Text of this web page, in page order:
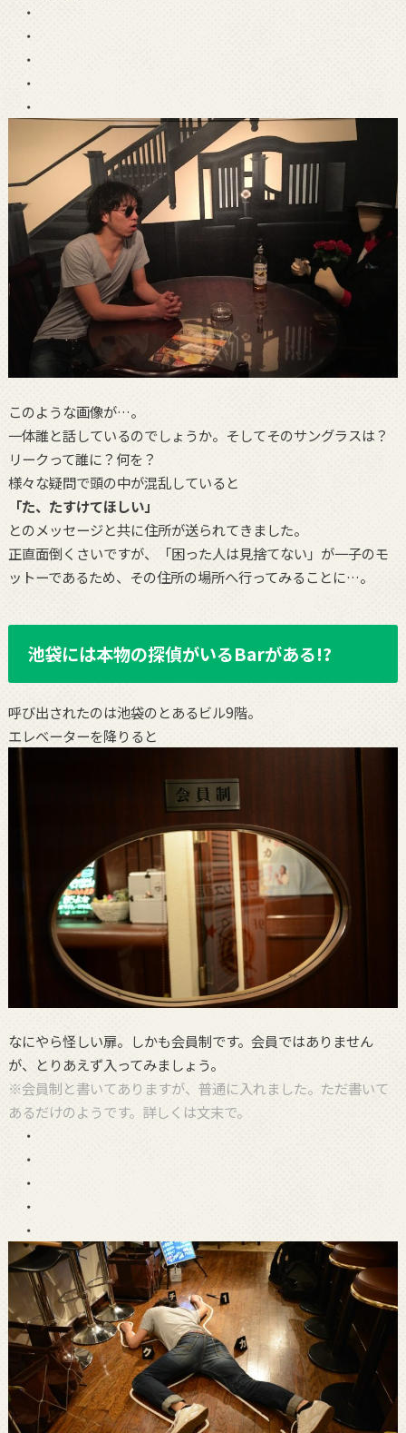
・
・
・
・
・
このような画像が…。
一体誰と話しているのでしょうか。そしてそのサングラスは？
リークって誰に？何を？
様々な疑問で頭の中が混乱していると
「た、たすけてほしい」
とのメッセージと共に住所が送られてきました。
正直面倒くさいですが、「困った人は見捨てない」が一子のモ
ットーであるため、その住所の場所へ行ってみることに…。
池袋には本物の探偵がいるBarがある!?
呼び出されたのは池袋のとあるビル9階。
エレベーターを降りると
なにやら怪しい扉。しかも会員制です。会員ではありません
が、とりあえず入ってみましょう。
※会員制と書いてありますが、普通に入れました。ただ書いて
あるだけのようです。詳しくは文末で。
・
・
・
・
・